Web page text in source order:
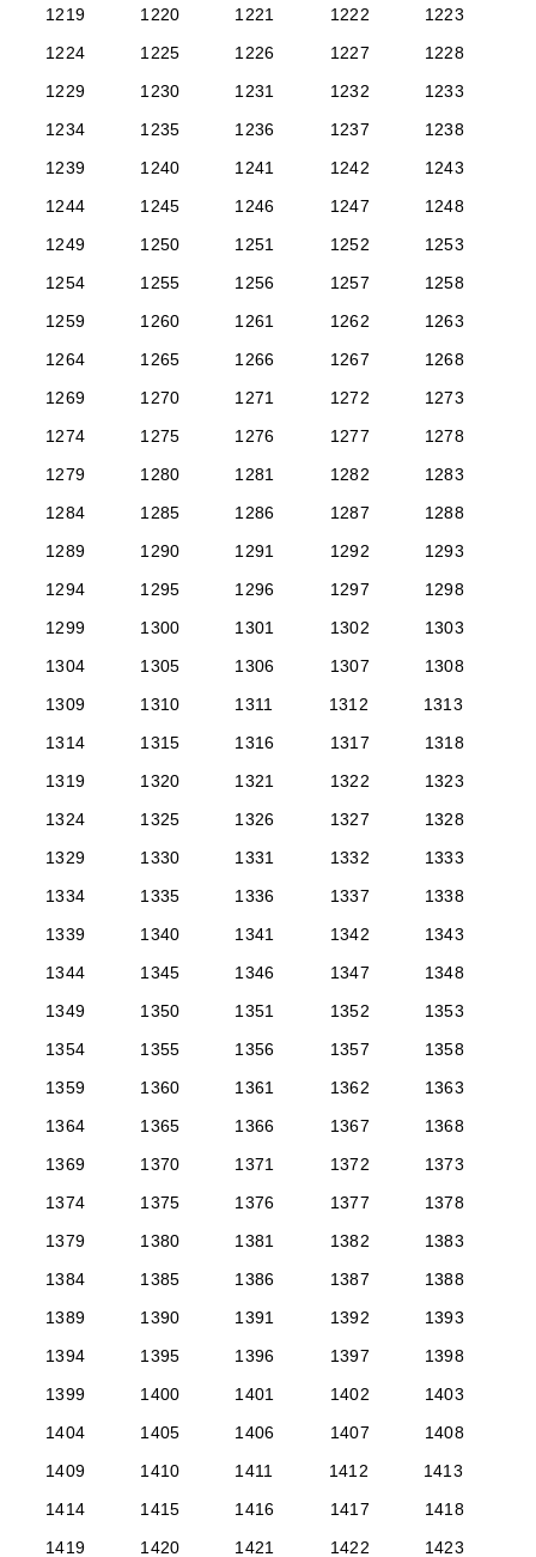
1219
1220 1221 1222
1223
1224
1225 1226 1227
1228
1229
1230 1231 1232
1233
1234
1235 1236 1237
1238
1239
1240 1241 1242
1243
1244
1245 1246 1247
1248
1249
1250 1251 1252
1253
1254
1255 1256 1257
1258
1259
1260 1261 1262
1263
1264
1265 1266 1267
1268
1269
1270 1271 1272
1273
1274
1275 1276 1277
1278
1279
1280 1281 1282
1283
1284
1285 1286 1287
1288
1289
1290 1291 1292
1293
1294
1295 1296 1297
1298
1299
1300 1301 1302
1303
1304
1305 1306 1307
1308
1309
1310 1311 1312
1313
1314
1315 1316 1317
1318
1319
1320 1321 1322
1323
1324
1325 1326 1327
1328
1329
1330 1331 1332
1333
1334
1335 1336 1337
1338
1339
1340 1341 1342
1343
1344
1345 1346 1347
1348
1349
1350 1351 1352
1353
1354
1355 1356 1357
1358
1359
1360 1361 1362
1363
1364
1365 1366 1367
1368
1369
1370 1371 1372
1373
1374
1375 1376 1377
1378
1379
1380 1381 1382
1383
1384
1385 1386 1387
1388
1389
1390 1391 1392
1393
1394
1395 1396 1397
1398
1399
1400 1401 1402
1403
1404
1405 1406 1407
1408
1409
1410 1411 1412
1413
1414
1415 1416 1417
1418
1419
1420 1421 1422 1423